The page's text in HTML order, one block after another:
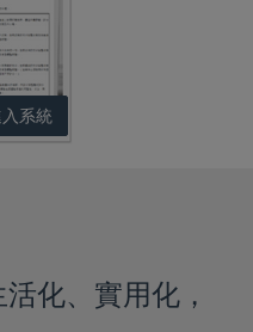
系統
化、實用化，